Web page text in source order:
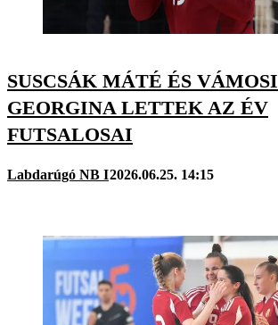
SUSCSÁK MÁTÉ ÉS VÁMOSI
GEORGINA LETTEK AZ ÉV
FUTSALOSAI
Labdarúgó NB I2026.06.25. 14:15